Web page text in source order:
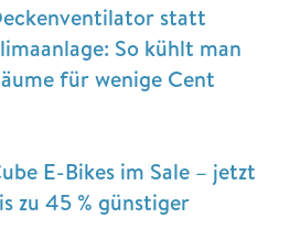
statt
So kühlt man
für wenige Cent
E-Bikes im Sale – jetzt
zu 45 % günstiger